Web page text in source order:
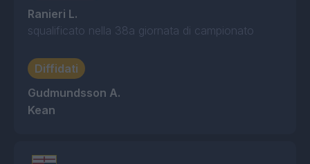
Ranieri L.
squalificato nella 38a giornata di campionato
Diffidati
Gudmundsson A.
Kean